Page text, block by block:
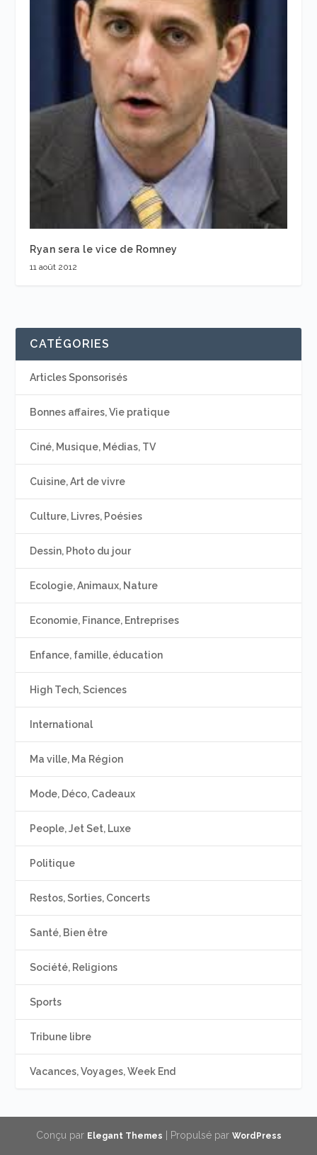
Ryan sera le vice de Romney
11 août 2012
CATÉGORIES
Articles Sponsorisés
Bonnes affaires, Vie pratique
Ciné, Musique, Médias, TV
Cuisine, Art de vivre
Culture, Livres, Poésies
Dessin, Photo du jour
Ecologie, Animaux, Nature
Economie, Finance, Entreprises
Enfance, famille, éducation
High Tech, Sciences
International
Ma ville, Ma Région
Mode, Déco, Cadeaux
People, Jet Set, Luxe
Politique
Restos, Sorties, Concerts
Santé, Bien être
Société, Religions
Sports
Tribune libre
Vacances, Voyages, Week End
Conçu par Elegant Themes | Propulsé par WordPress